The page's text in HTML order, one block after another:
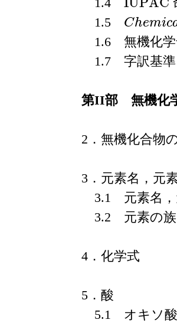
IUPAC
1.5
Chemic
ChemicalAbst
1.6 無機化学
1.7 字訳基準
第II部 無機化
2．無機化合物
3．元素名，元
3.1 元素名，
3.2 元素の族
4．化学式
5．酸
5.1 オキソ酸